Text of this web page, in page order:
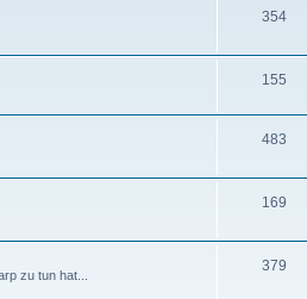
354
155
483
169
zu tun hat...
379